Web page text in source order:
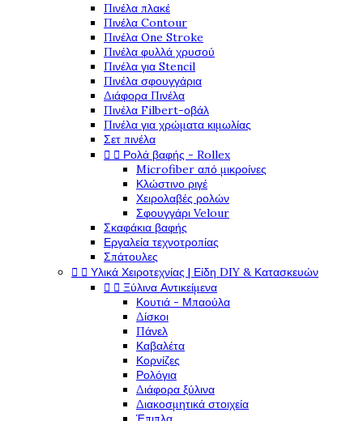
Πινέλα πλακέ
Πινέλα Contour
Πινέλα One Stroke
Πινέλα φυλλά χρυσού
Πινέλα για Stencil
Πινέλα σφουγγάρια
Διάφορα Πινέλα
Πινέλα Filbert-οβάλ
Πινέλα για χρώματα κιμωλίας
Σετ πινέλα
  Ρολά βαφής - Rollex
Microfiber από μικροίνες
Κλώστινο ριγέ
Χειρολαβές ρολών
Σφουγγάρι Velour
Σκαφάκια βαφής
Εργαλεία τεχνοτροπίας
Σπάτουλες
  Υλικά Χειροτεχνίας | Είδη DIY & Κατασκευών
  Ξύλινα Αντικείμενα
Κουτιά - Μπαούλα
Δίσκοι
Πάνελ
Καβαλέτα
Κορνίζες
Ρολόγια
Διάφορα ξύλινα
Διακοσμητικά στοιχεία